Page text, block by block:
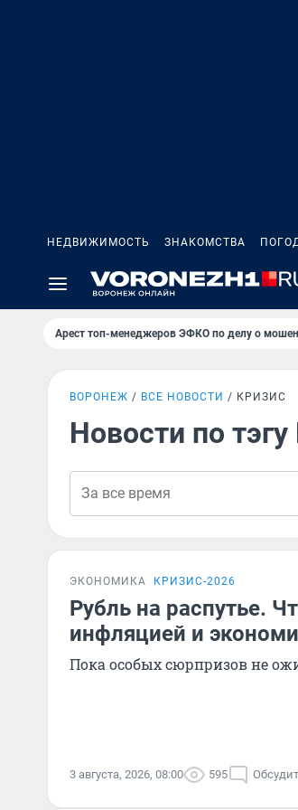
НЕДВИЖИМОСТЬ ЗНАКОМСТВА
Арест топ-менеджеров ЭФКО по делу о
ВОРОНЕЖ ВСЕ НОВОСТИ КРИЗИС
Новости по
ЭКОНОМИКА КРИЗИС-2026
Рубль на распутье.
инфляцией и
Пока особых сюрпризов не
3 августа, 2026, 08:00 595